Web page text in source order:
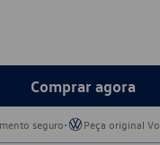
Comprar agora
seguro• Peça original